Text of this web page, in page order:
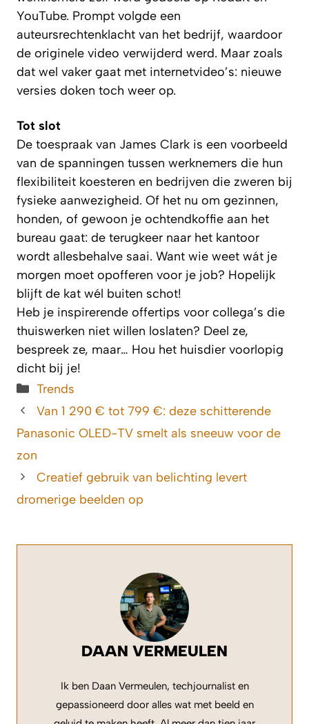
YouTube. Prompt volgde een
auteursrechtenklacht van het bedrijf, waardoor
de originele video verwijderd werd. Maar zoals
dat wel vaker gaat met internetvideo’s: nieuwe
versies doken toch weer op.
Tot slot
De toespraak van James Clark is een voorbeeld
van de spanningen tussen werknemers die hun
flexibiliteit koesteren en bedrijven die zweren bij
fysieke aanwezigheid. Of het nu om gezinnen,
honden, of gewoon je ochtendkoffie aan het
bureau gaat: de terugkeer naar het kantoor
wordt allesbehalve saai. Want wie weet wát je
morgen moet opofferen voor je job? Hopelijk
blijft de kat wél buiten schot!
Heb je inspirerende offertips voor collega’s die
thuiswerken niet willen loslaten? Deel ze,
bespreek ze, maar… Hou het huisdier voorlopig
dicht bij je!
Categorieën
Trends
Van 1 290 € tot 799 €: deze schitterende
Panasonic OLED-TV smelt als sneeuw voor de
zon
Creatief gebruik van belichting levert
dromerige beelden op
DAAN VERMEULEN
Ik ben Daan Vermeulen, techjournalist en
gepassioneerd door alles wat met beeld en